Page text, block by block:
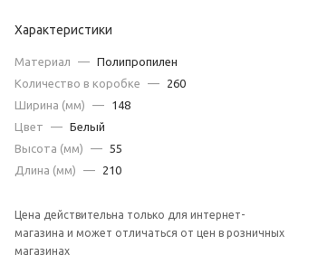
Характеристики
Материал — Полипропилен
Количество в коробке
—
260
Ширина (мм)
—
148
Цвет
— Белый
Высота (мм)
— 55
Длина (мм)
— 210
Цена действительна только для интернет-
магазина и может отличаться от цен в розничных
магазинах